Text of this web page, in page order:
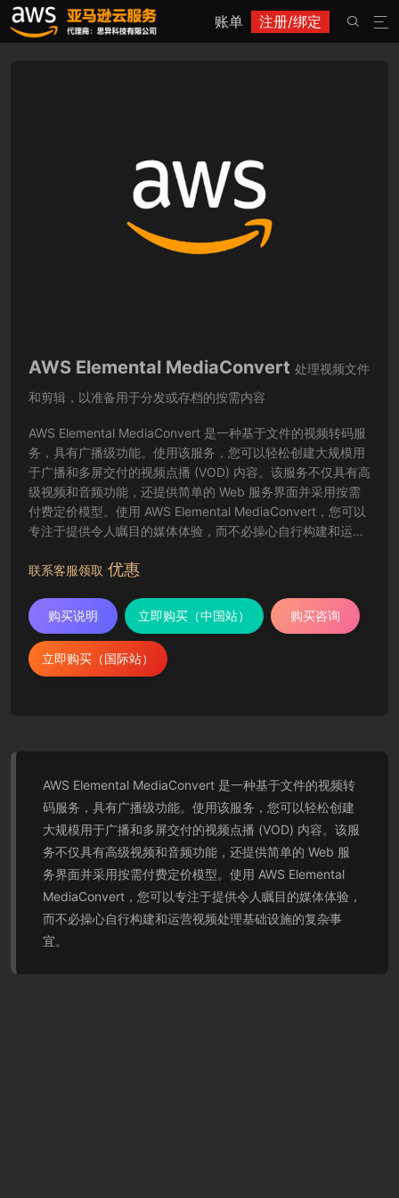
账单 注册/绑定 

AWS Elemental MediaConvert 处理视频文件
和剪辑，以准备用于分发或存档的按需内容
AWS Elemental MediaConvert 是一种基于文件的视频转码服
务，具有广播级功能。使用该服务，您可以轻松创建大规模用
于广播和多屏交付的视频点播 (VOD) 内容。该服务不仅具有高
级视频和音频功能，还提供简单的 Web 服务界面并采用按需
付费定价模型。使用 AWS Elemental MediaConvert，您可以
专注于提供令人瞩目的媒体体验，而不必操心自行构建和运营
联系客服领取 优惠
购买说明 立即购买（中国站） 购买咨询
立即购买（国际站）
AWS Elemental MediaConvert 是一种基于文件的视频转
码服务，具有广播级功能。使用该服务，您可以轻松创建
大规模用于广播和多屏交付的视频点播 (VOD) 内容。该服
务不仅具有高级视频和音频功能，还提供简单的 Web 服
务界面并采用按需付费定价模型。使用 AWS Elemental
MediaConvert，您可以专注于提供令人瞩目的媒体体验，
而不必操心自行构建和运营视频处理基础设施的复杂事
宜。